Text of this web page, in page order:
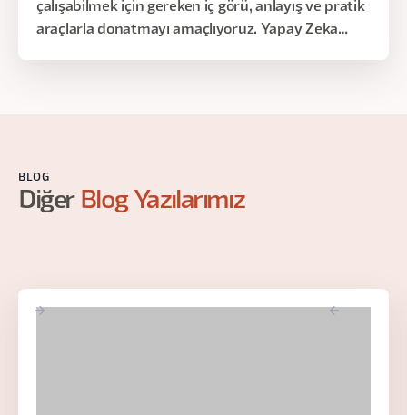
çalışabilmek için gereken iç görü, anlayış ve pratik
araçlarla donatmayı amaçlıyoruz. Yapay Zeka
BLOG
Diğer Blog Yazılarımız